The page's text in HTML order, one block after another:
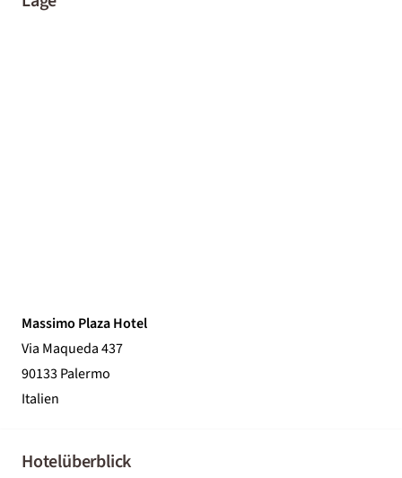
Massimo Plaza Hotel
Via Maqueda 437
90133 Palermo
Italien
Hotelüberblick